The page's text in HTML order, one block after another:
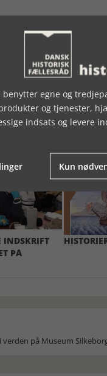
INDSKRIFT
PÅ
verden på Museum
benytter egne og
og tjenester,
indsats og levere
Kun